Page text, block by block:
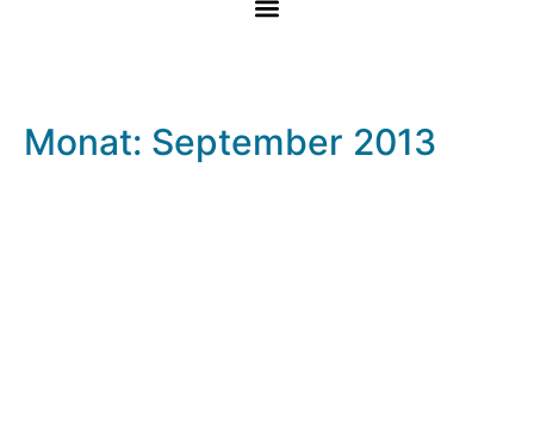
Monat: September 2013